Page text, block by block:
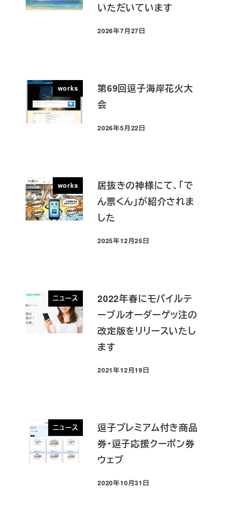
いただいています
投稿日
2026年7月27日
works
第69回逗子海岸花火大
会
投稿日
2026年5月22日
works
居抜きの神様にて、「で
ん票くん」が紹介されま
した
投稿日
2025年12月25日
ニュース
2022年春にモバイルテ
ーブルオーダーゲッ注の
改定版をリリースいたし
ます
投稿日
2021年12月19日
ニュース
逗子プレミアム付き商品
券・逗子応援クーポン券
ウェブ
投稿日
2020年10月31日